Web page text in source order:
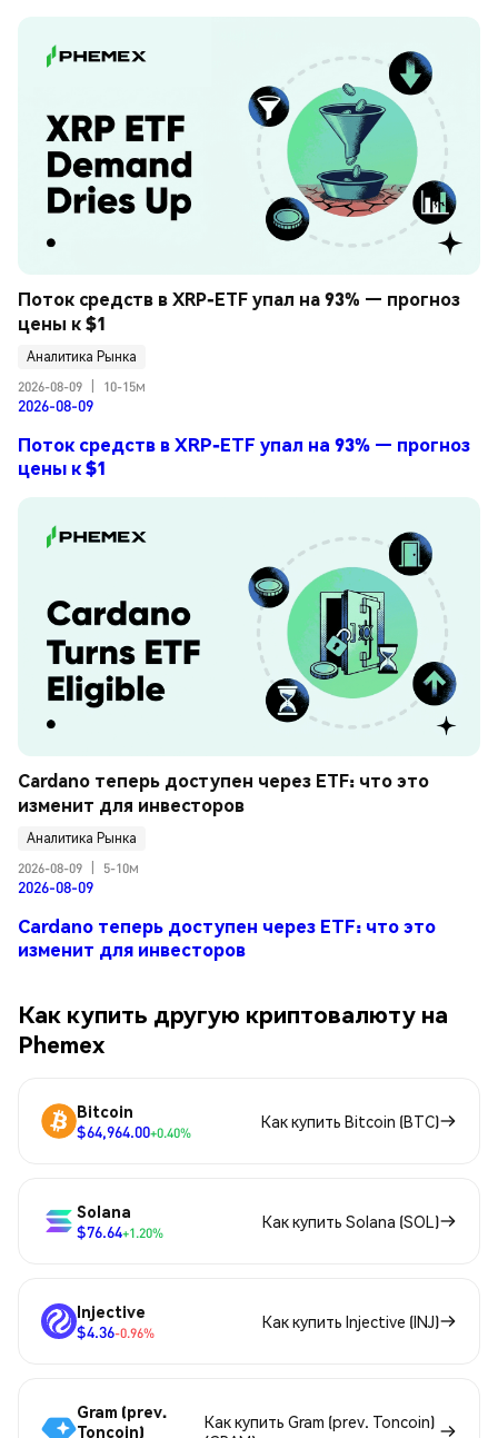
Поток средств в XRP-ETF упал на 93% — прогноз
цены к $1
Аналитика Рынка
2026-08-09
10-15м
2026-08-09
Поток средств в XRP-ETF упал на 93% — прогноз
цены к $1
Cardano теперь доступен через ETF: что это
изменит для инвесторов
Аналитика Рынка
2026-08-09
5-10м
2026-08-09
Cardano теперь доступен через ETF: что это
изменит для инвесторов
Как купить другую криптовалюту на
Phemex
Bitcoin
$64,964.00+0.40%
Как купить Bitcoin (BTC)
Solana
$76.64+1.20%
Как купить Solana (SOL)
Injective
$4.36-0.96%
Как купить Injective (INJ)
Gram (prev.
Toncoin)
Как купить Gram (prev. Toncoin)